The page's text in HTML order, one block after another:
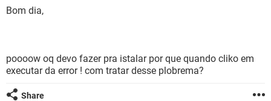
INSTAGRAM
OUTLOOK
GUIA DE COMPRAS
JOGOS
INSTAGRAM GMAIL
GUIA DE COMPRAS
Bom dia,
poooow oq devo fazer pra istalar por que quando cliko em
executar da error ! com tratar desse plobrema?
Share